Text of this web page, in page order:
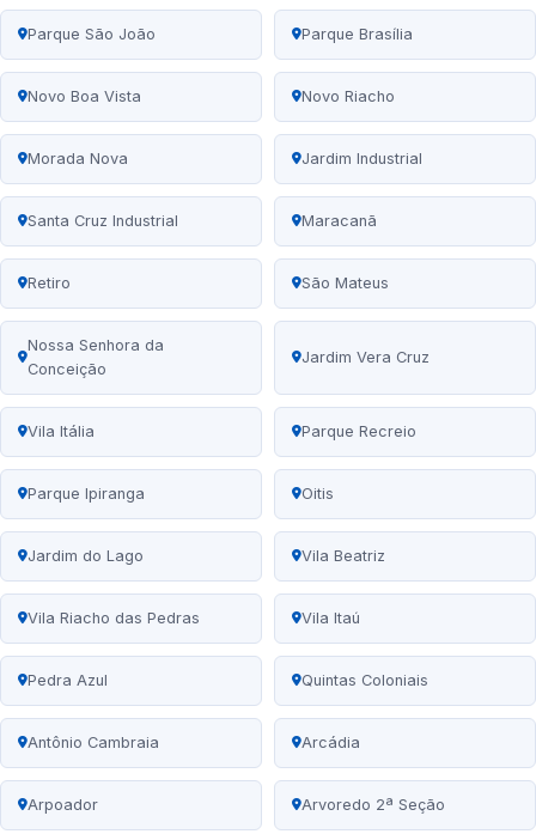
Parque São João Parque Brasília
Novo Boa Vista Novo Riacho
Morada Nova Jardim Industrial
Santa Cruz Industrial Maracanã
Retiro São Mateus
Nossa Senhora da
Conceição
Jardim Vera Cruz
Vila Itália Parque Recreio
Parque Ipiranga Oitis
Jardim do Lago Vila Beatriz
Vila Riacho das Pedras Vila Itaú
Pedra Azul Quintas Coloniais
Antônio Cambraia Arcádia
Arpoador Arvoredo 2ª Seção